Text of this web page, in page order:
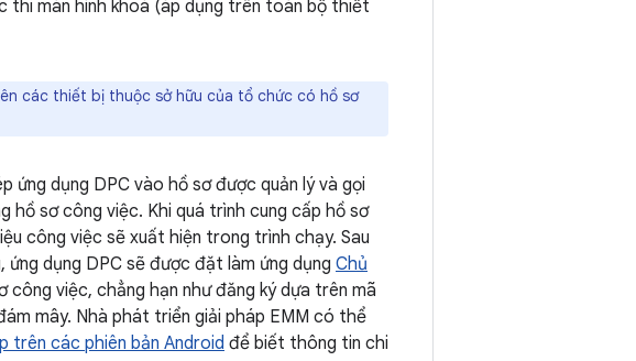
thi màn hình khoá (áp dụng trên toàn bộ thiết
các thiết bị thuộc sở hữu của tổ chức có hồ sơ
ứng dụng DPC vào hồ sơ được quản lý và gọi
hồ sơ công việc. Khi quá trình cung cấp hồ sơ
công việc sẽ xuất hiện trong trình chạy. Sau
dụng DPC sẽ được đặt làm ứng dụng Chủ
việc, chẳng hạn như đăng ký dựa trên mã
mây. Nhà phát triển giải pháp EMM có thể
trên các phiên bản Android để biết thông tin chi